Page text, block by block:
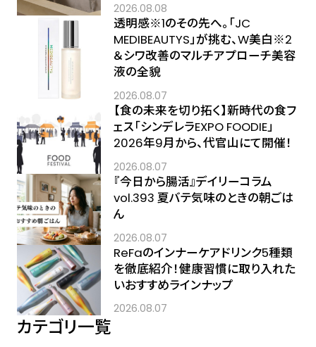
2026.08.08
透明感※1のその先へ――。「JC
MEDIBEAUTYS」が挑む、W美白※2
＆シワ改善のマルチアプローチ美容
液の全貌
2026.08.07
【食の未来を切り拓く】新時代の食フ
ェス「シンデレラEXPO FOODIE」
2026年9月から、代官山にて開催！
2026.08.07
『今日から腸活』デイリーコラム
vol.393 夏バテ気味のときの朝ごは
ん
2026.08.07
ReFaのインナーケアドリンク5種類
を徹底紹介！健康習慣に取り入れた
いおすすめラインナップ
2026.08.07
カテゴリ一覧